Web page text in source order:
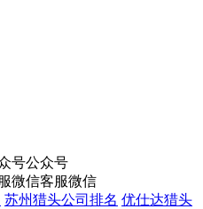
公众号
客服微信
苏州猎头公司排名 优仕达猎头